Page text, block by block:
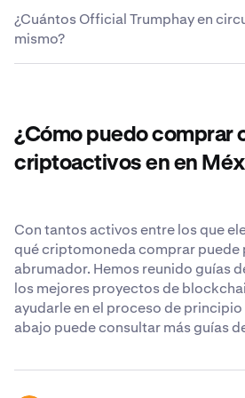
sencilla. Para obtener una lista
divisas, visita el
del monedero externo y sus Official
unos instantes más tarde.
Trump que has decidido dejar en
disposición. Aunque creemos que
para sus criptomonedas es su
Official Trump. Obtén más
estándares de seguridad
¿Cuántos Official Trumphay en
mismo?
¿Cómo puedo comprar
criptoactivos en en
Con tantos activos entre los que
qué criptomoneda comprar puede
abrumador. Hemos reunido guías
los mejores proyectos de
ayudarle en el proceso de principio
abajo puede consultar más guías